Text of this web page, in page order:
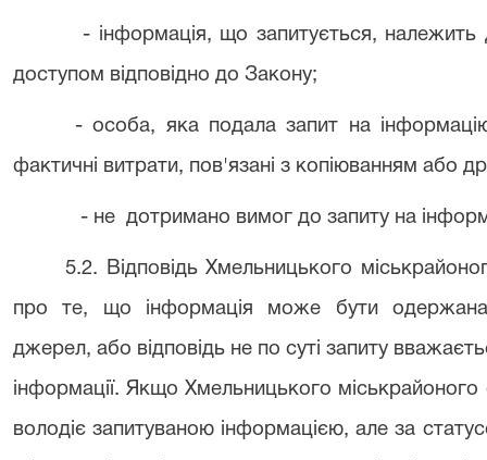
- інформація, що запитується, належить
доступом відповідно до Закону;
- особа, яка подала запит на
фактичні витрати, пов'язані з копіюванням або
- не дотримано вимог до запиту на
5.2. Відповідь Хмельницького
про те, що інформація може бути одержана
джерел, або відповідь не по суті запиту
інформації. Якщо Хмельницького міськрайоного
володіє запитуваною інформацією, але за